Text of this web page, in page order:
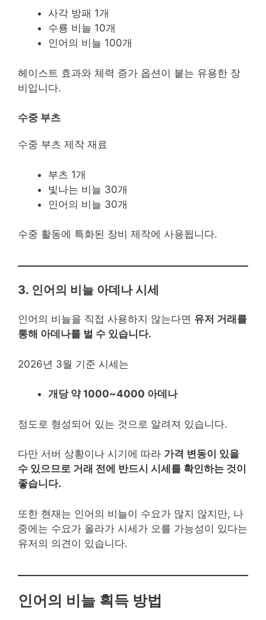
사각 방패 1개
수룡 비늘 10개
인어의 비늘 100개
헤이스트 효과와 체력 증가 옵션이 붙는 유용한 장
비입니다.
수중 부츠
수중 부츠 제작 재료
부츠 1개
빛나는 비늘 30개
인어의 비늘 30개
수중 활동에 특화된 장비 제작에 사용됩니다.
3. 인어의 비늘 아데나 시세
인어의 비늘을 직접 사용하지 않는다면 유저 거래를
통해 아데나를 벌 수 있습니다.
2026년 3월 기준 시세는
개당 약 1000~4000 아데나
정도로 형성되어 있는 것으로 알려져 있습니다.
다만 서버 상황이나 시기에 따라 가격 변동이 있을
수 있으므로 거래 전에 반드시 시세를 확인하는 것이
좋습니다.
또한 현재는 인어의 비늘이 수요가 많지 않지만, 나
중에는 수요가 올라가 시세가 오를 가능성이 있다는
유저의 의견이 있습니다.
인어의 비늘 획득 방법